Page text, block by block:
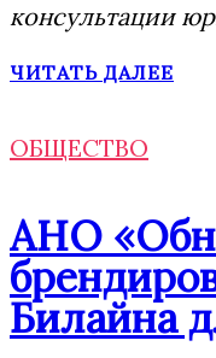
консультации
ЧИТАТЬ ДАЛЕЕ
ОБЩЕСТВО
АНО
Билайна